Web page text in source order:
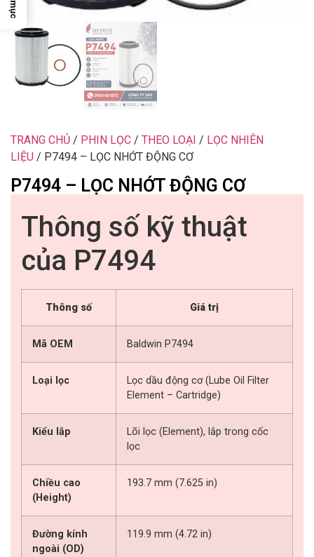
TRANG CHỦ / PHIN LỌC / THEO LOẠI / LỌC NHIÊN
LIỆU / P7494 – LỌC NHỚT ĐỘNG CƠ
P7494 – LỌC NHỚT ĐỘNG CƠ
Thông số kỹ thuật
của P7494
Thông số Giá trị
Mã OEM Baldwin P7494
Loại lọc
Lọc dầu động cơ (Lube Oil Filter
Element – Cartridge)
Kiểu lắp
Lõi lọc (Element), lắp trong cốc
lọc
Chiều cao
(Height)
193.7 mm (7.625 in)
Đường kính
ngoài (OD)
119.9 mm (4.72 in)